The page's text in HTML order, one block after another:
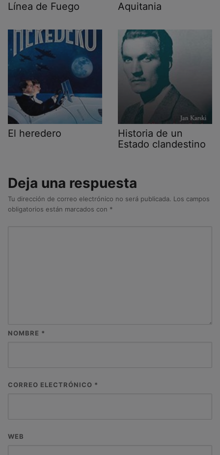
Línea de Fuego Aquitania
El heredero
Historia de un
Estado clandestino
Deja una respuesta
Tu dirección de correo electrónico no será publicada. Los campos
obligatorios están marcados con *
NOMBRE *
CORREO ELECTRÓNICO *
WEB